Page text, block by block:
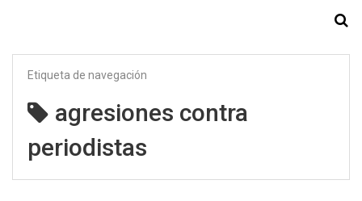
Etiqueta de navegación
agresiones contra
periodistas